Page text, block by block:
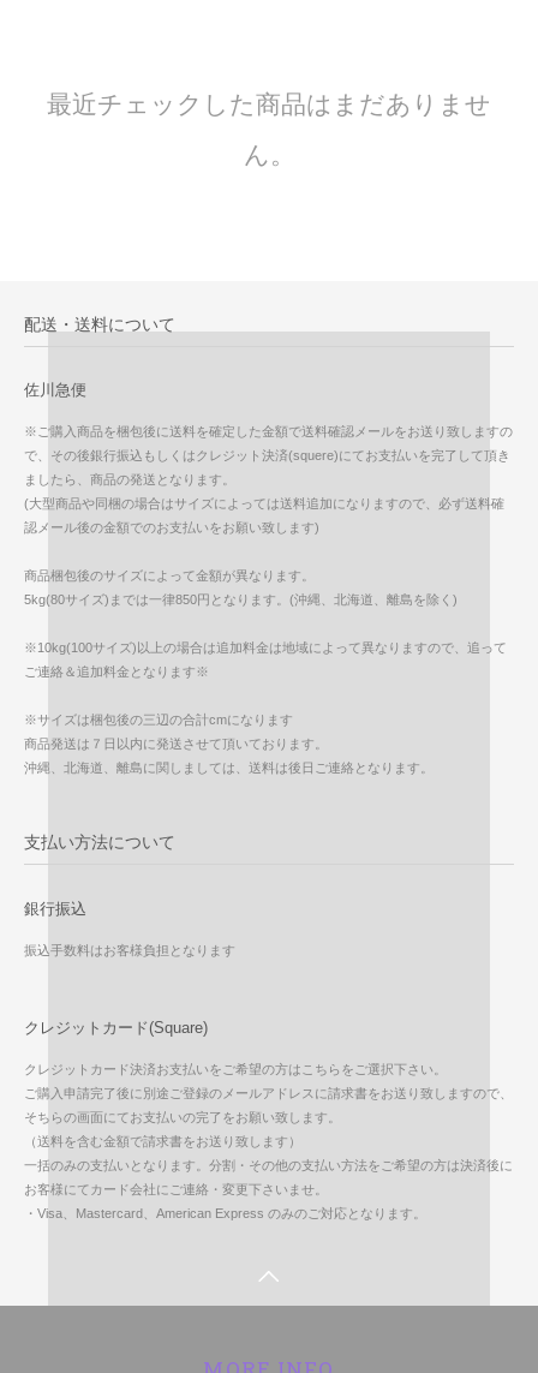
最近チェックした商品はまだありませ
ん。
配送・送料について
佐川急便
※ご購入商品を梱包後に送料を確定した金額で送料確認メールをお送り致しますの
で、その後銀行振込もしくはクレジット決済(squere)にてお支払いを完了して頂き
ましたら、商品の発送となります。
(大型商品や同梱の場合はサイズによっては送料追加になりますので、必ず送料確
認メール後の金額でのお支払いをお願い致します)
商品梱包後のサイズによって金額が異なります。
5kg(80サイズ)までは一律850円となります。(沖縄、北海道、離島を除く)
※10kg(100サイズ)以上の場合は追加料金は地域によって異なりますので、追って
ご連絡＆追加料金となります※
※サイズは梱包後の三辺の合計cmになります
商品発送は７日以内に発送させて頂いております。
沖縄、北海道、離島に関しましては、送料は後日ご連絡となります。
支払い方法について
銀行振込
振込手数料はお客様負担となります
クレジットカード(Square)
クレジットカード決済お支払いをご希望の方はこちらをご選択下さい。
ご購入申請完了後に別途ご登録のメールアドレスに請求書をお送り致しますので、
そちらの画面にてお支払いの完了をお願い致します。
（送料を含む金額で請求書をお送り致します）
一括のみの支払いとなります。分割・その他の支払い方法をご希望の方は決済後に
お客様にてカード会社にご連絡・変更下さいませ。
・Visa、Mastercard、American Express のみのご対応となります。